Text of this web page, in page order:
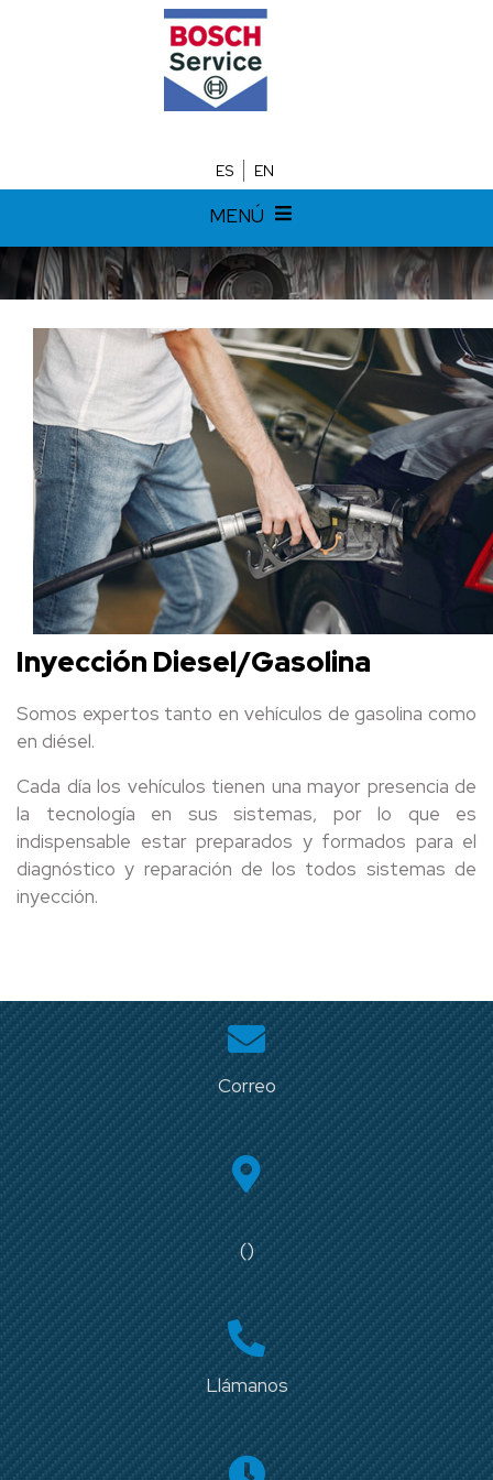
ES EN
MENÚ
Inyección Diesel/Gasolina
Somos expertos tanto en vehículos de gasolina como
en diésel.
Cada día los vehículos tienen una mayor presencia de
la tecnología en sus sistemas, por lo que es
indispensable estar preparados y formados para el
diagnóstico y reparación de los todos sistemas de
inyección.
Correo
()
Llámanos